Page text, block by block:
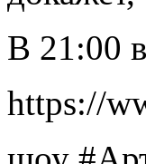
В 21:00
https://